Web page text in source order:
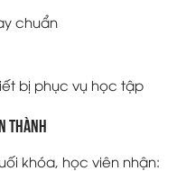
chuẩn
bị phục vụ học tập
thành
khóa, học viên nhận: